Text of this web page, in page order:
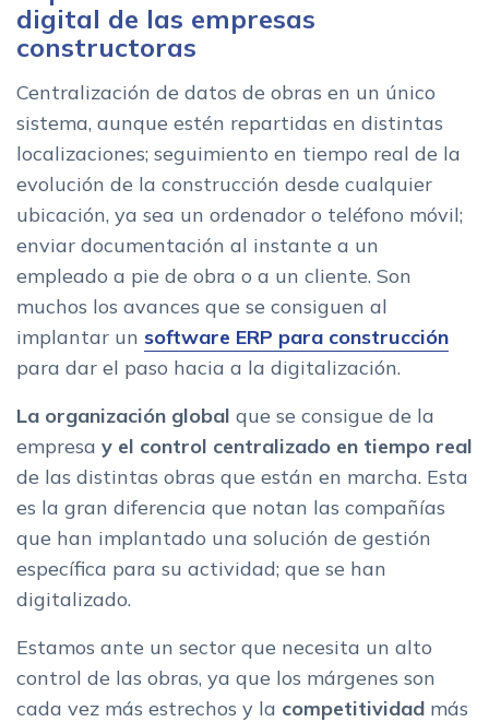
digital de las empresas
constructoras
Centralización de datos de obras en un único
sistema, aunque estén repartidas en distintas
localizaciones; seguimiento en tiempo real de la
evolución de la construcción desde cualquier
ubicación, ya sea un ordenador o teléfono móvil;
enviar documentación al instante a un
empleado a pie de obra o a un cliente. Son
muchos los avances que se consiguen al
implantar un software ERP para construcción
para dar el paso hacia a la digitalización.
La organización global que se consigue de la
empresa y el control centralizado en tiempo real
de las distintas obras que están en marcha. Esta
es la gran diferencia que notan las compañías
que han implantado una solución de gestión
específica para su actividad; que se han
digitalizado.
Estamos ante un sector que necesita un alto
control de las obras, ya que los márgenes son
cada vez más estrechos y la competitividad más